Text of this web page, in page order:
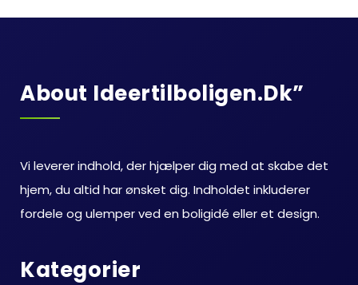
About Ideertilboligen.dk”
Vi leverer indhold, der hjælper dig med at skabe det
hjem, du altid har ønsket dig. Indholdet inkluderer
fordele og ulemper ved en boligidé eller et design.
Kategorier